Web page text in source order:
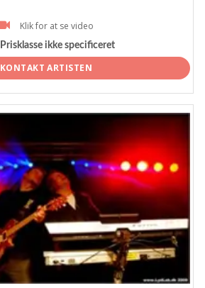
Klik for at se video
Prisklasse ikke specificeret
KONTAKT ARTISTEN